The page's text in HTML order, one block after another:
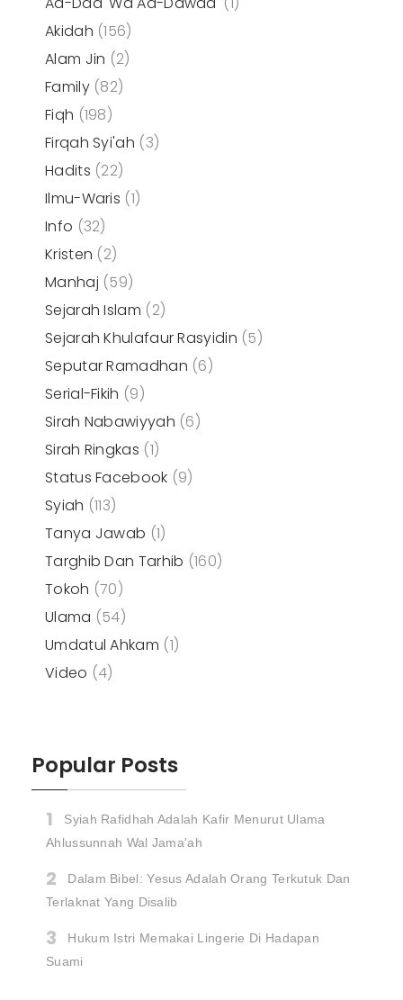
Akidah (156)
Alam Jin (2)
Family (82)
Fiqh (198)
Firqah Syi'ah (3)
Hadits (22)
Ilmu-Waris (1)
Info (32)
Kristen (2)
Manhaj (59)
Sejarah Islam (2)
Sejarah Khulafaur Rasyidin (5)
Seputar Ramadhan (6)
Serial-Fikih (9)
Sirah Nabawiyyah (6)
Sirah Ringkas (1)
Status Facebook (9)
Syiah (113)
Tanya Jawab (1)
Targhib Dan Tarhib (160)
Tokoh (70)
Ulama (54)
Umdatul Ahkam (1)
Video (4)
Popular Posts
Syiah Rafidhah Adalah Kafir Menurut Ulama
Ahlussunnah Wal Jama'ah
Dalam Bibel: Yesus Adalah Orang Terkutuk Dan
Terlaknat Yang Disalib
Hukum Istri Memakai Lingerie Di Hadapan
Suami